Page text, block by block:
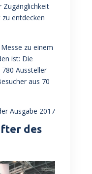
Zugänglichkeit
entdecken
zu einem
ist: Die
780 Aussteller
aus 70
Ausgabe 2017
des